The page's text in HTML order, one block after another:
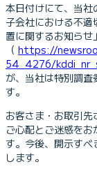
本日付けにて、当
子会社における不
置に関するお知らせ」
（ https://
54_4276/
が、当社は特別調
す。
お客さま・お取引
ご心配とご迷惑を
す。今後、開示すべ
します。